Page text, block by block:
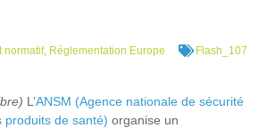
normatif, Réglementation Europe
Flash_107
L’ANSM (Agence nationale de sécurité
produits de santé) organise un